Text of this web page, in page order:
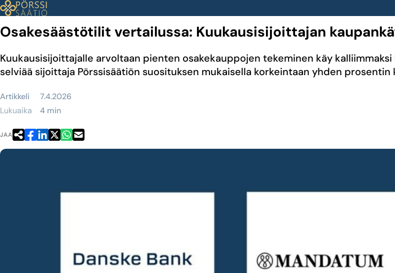
Siirry
sisältöön
Osakesäästötilit vertailussa: Kuukausisijoittajan
Kuukausisijoittajalle arvoltaan pienten osakekauppojen tekeminen käy
selviää sijoittaja Pörssisäätiön suosituksen mukaisella korkeintaan yhden prosentin
Artikkeli
7.4.2026
Lukuaika
4 min
JAA